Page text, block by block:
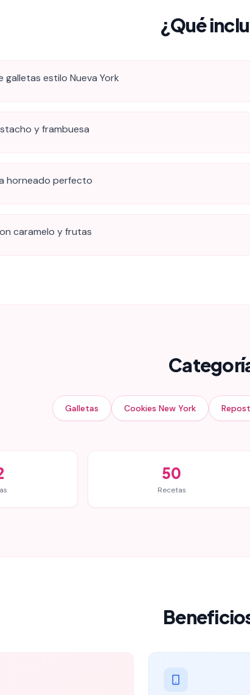
¿Qué
estilo Nueva York
y frambuesa
horneado perfecto
caramelo y frutas
Galletas Cookies New York
50
Recetas